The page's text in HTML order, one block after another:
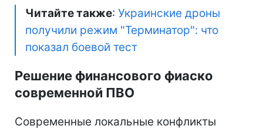
Читайте также: Украинские дроны
получили режим "Терминатор": что
показал боевой тест
Решение финансового фиаско
современной ПВО
Современные локальные конфликты